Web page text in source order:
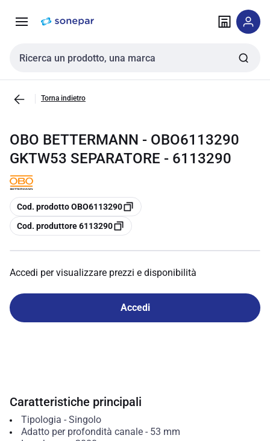
navigazione alla
Cerca input
Torna indietro
OBO BETTERMANN - OBO6113290
GKTW53 SEPARATORE - 6113290
copia
Cod. prodotto OBO6113290
copia
Cod. produttore 6113290
Accedi per visualizzare prezzi e disponibilità
Accedi
Caratteristiche principali
Tipologia - Singolo
Adatto per profondità canale- 53 mm